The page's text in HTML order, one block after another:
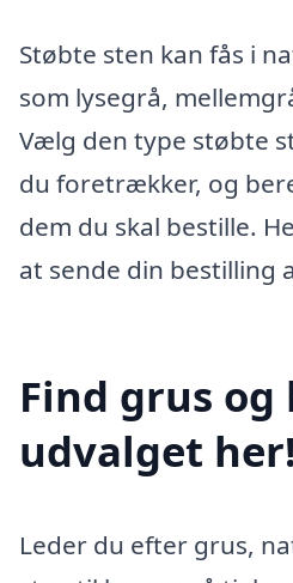
Støbte sten kan fås i
som lysegrå,
Vælg den type støbte
du foretrækker, og
dem du skal bestille.
at sende din bestilling
Find grus og
udvalget her!
Leder du efter grus,